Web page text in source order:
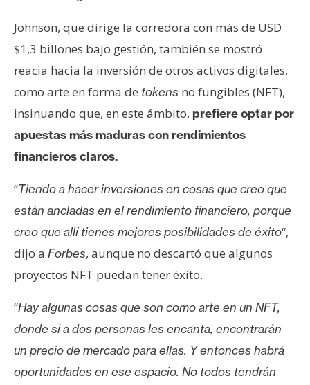
Johnson, que dirige la corredora con más de USD
$1,3 billones bajo gestión, también se mostró
reacia hacia la inversión de otros activos digitales,
como arte en forma de tokens no fungibles (NFT),
insinuando que, en este ámbito, prefiere optar por
apuestas más maduras con rendimientos
financieros claros.
“Tiendo a hacer inversiones en cosas que creo que
están ancladas en el rendimiento financiero, porque
creo que allí tienes mejores posibilidades de éxito“,
dijo a Forbes, aunque no descartó que algunos
proyectos NFT puedan tener éxito.
“Hay algunas cosas que son como arte en un NFT,
donde si a dos personas les encanta, encontrarán
un precio de mercado para ellas. Y entonces habrá
oportunidades en ese espacio. No todos tendrán